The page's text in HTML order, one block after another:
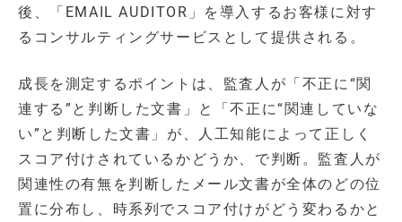
後、「EMAIL AUDITOR」を導入するお客様に対す
るコンサルティングサービスとして提供される。
成長を測定するポイントは、監査人が「不正に“関
連する”と判断した文書」と「不正に“関連していな
い”と判断した文書」が、人工知能によって正しく
スコア付けされているかどうか、で判断。監査人が
関連性の有無を判断したメール文書が全体のどの位
置に分布し、時系列でスコア付けがどう変わるかと